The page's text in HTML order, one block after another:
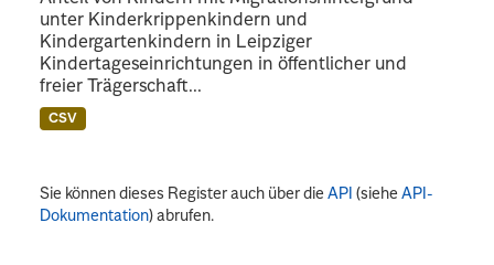
unter Kinderkrippenkindern und
Kindergartenkindern in Leipziger
Kindertageseinrichtungen in öffentlicher und
freier Trägerschaft...
CSV
Sie können dieses Register auch über dieAPI (sieheAPI-
Dokumentation) abrufen.